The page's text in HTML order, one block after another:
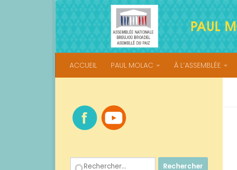
Skip to content
ACCUEIL PAUL MOLAC À L’ASSEMBLÉE
Rechercher :